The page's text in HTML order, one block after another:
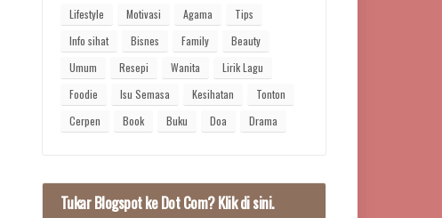
Lifestyle Motivasi Agama
Tips
Info sihat
Bisnes Family
Beauty
Umum
Resepi Wanita
Lirik Lagu
Foodie
Isu Semasa Kesihatan
Tonton
Cerpen
Book Buku Doa Drama
Tukar Blogspot ke Dot Com? Klik di sini.